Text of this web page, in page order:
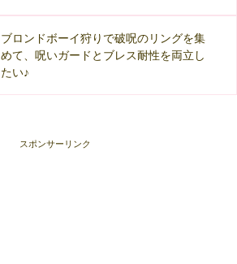
ブロンドボーイ狩りで破呪のリングを集
めて、呪いガードとブレス耐性を両立し
たい♪
スポンサーリンク